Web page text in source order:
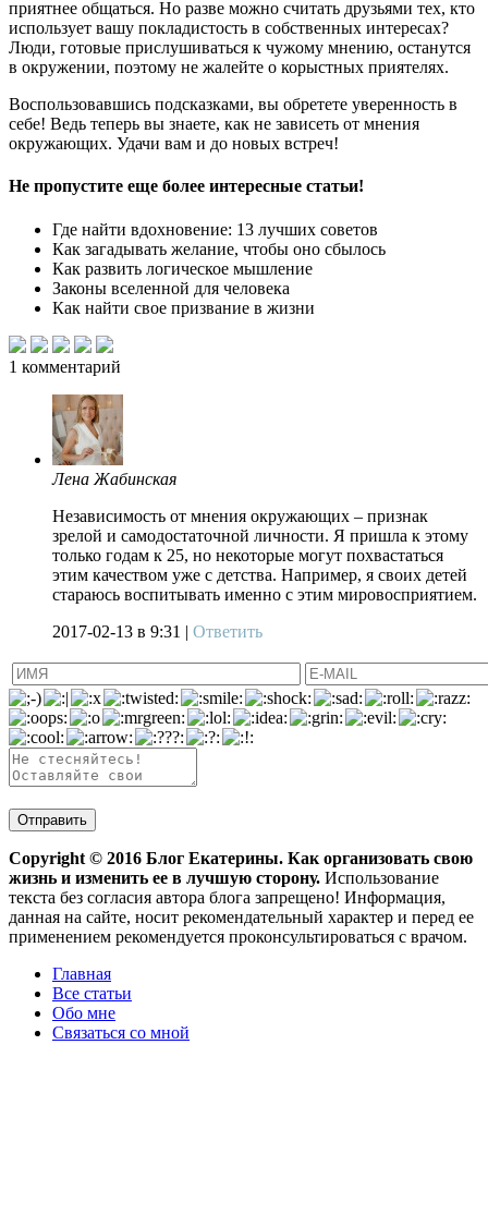
приятнее общаться. Но разве можно считать друзьями тех, кто
использует вашу покладистость в собственных интересах?
Люди, готовые прислушиваться к чужому мнению, останутся
в окружении, поэтому не жалейте о корыстных приятелях.
Воспользовавшись подсказками, вы обретете уверенность в
себе! Ведь теперь вы знаете, как не зависеть от мнения
окружающих. Удачи вам и до новых встреч!
Не пропустите еще более интересные статьи!
Где найти вдохновение: 13 лучших советов
Как загадывать желание, чтобы оно сбылось
Как развить логическое мышление
Законы вселенной для человека
Как найти свое призвание в жизни
1 комментарий
Лена Жабинская
Независимость от мнения окружающих – признак
зрелой и самодостаточной личности. Я пришла к этому
только годам к 25, но некоторые могут похвастаться
этим качеством уже с детства. Например, я своих детей
стараюсь воспитывать именно с этим мировосприятием.
2017-02-13 в 9:31 | Ответить
Copyright © 2016 Блог Екатерины. Как организовать свою
жизнь и изменить ее в лучшую сторону. Использование
текста без согласия автора блога запрещено! Информация,
данная на сайте, носит рекомендательный характер и перед ее
применением рекомендуется проконсультироваться с врачом.
Главная
Все статьи
Обо мне
Связаться со мной